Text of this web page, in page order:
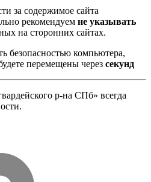
за содержимое сайта
рекомендуем не указывать
на сторонних сайтах.
безопасностью компьютера,
перемещены через секунд
р-на СПб» всегда